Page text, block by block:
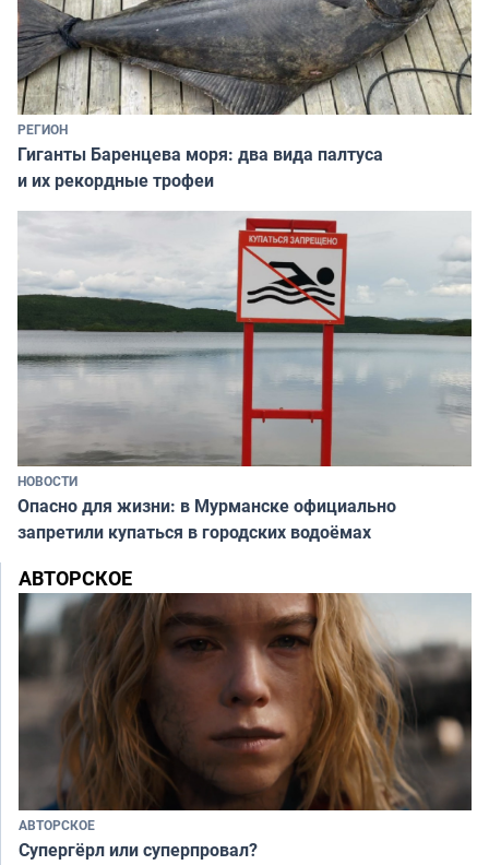
РЕГИОН
Гиганты Баренцева моря: два вида палтуса
и их рекордные трофеи
НОВОСТИ
Опасно для жизни: в Мурманске официально
запретили купаться в городских водоёмах
АВТОРСКОЕ
АВТОРСКОЕ
Супергёрл или суперпровал?